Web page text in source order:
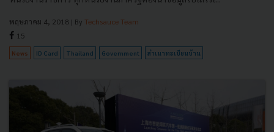
พฤษภาคม 4, 2018 | By Techsauce Team
15
News ID Card Thailand Government สำเนาทะเบียนบ้าน